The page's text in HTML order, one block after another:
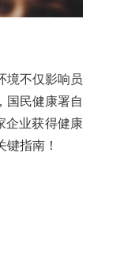
境不仅影响员
国民健康署自
企业获得健康
指南！